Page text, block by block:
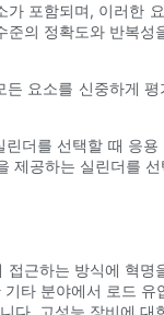
포함되며, 이러한
의 정확도와 반복성
요소를 ​​신중하게
더를 선택할 때 응
제공하는 실린더를
근하는 방식에 혁명
타 분야에서 로드 유